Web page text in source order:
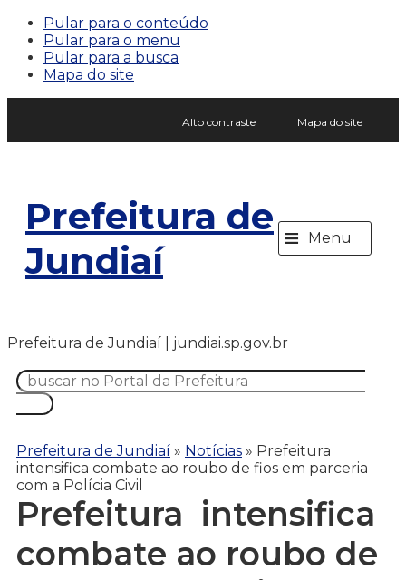
Pular para o conteúdo
Pular para o menu
Pular para a busca
Mapa do site
Alto contraste Mapa do site
Prefeitura de
Jundiaí
≡ Menu
Prefeitura de Jundiaí | jundiai.sp.gov.br
Prefeitura de Jundiaí » Notícias » Prefeitura
intensifica combate ao roubo de fios em parceria
com a Polícia Civil
Prefeitura intensifica
combate ao roubo de